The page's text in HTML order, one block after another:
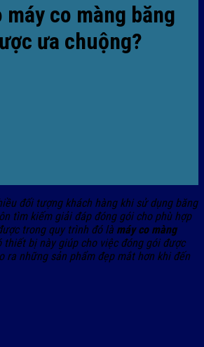
co màng băng
ưa chuộng?
đối tượng khách hàng khi sử dụng băng
tìm kiếm giải đáp đóng gói cho phù hợp
trong quy trình đó là máy co màng
thiết bị này giúp cho việc đóng gói được
ra những sản phẩm đẹp mắt hơn khi đến